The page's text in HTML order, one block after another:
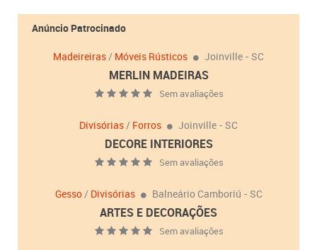
Anúncio Patrocinado
Madeireiras/ Móveis Rústicos Joinville - SC
MERLIN MADEIRAS
Sem avaliações
Divisórias/ Forros Joinville - SC
DECORE INTERIORES
Sem avaliações
Gesso/ Divisórias Balneário Camboriú - SC
ARTES E DECORAÇÕES
Sem avaliações